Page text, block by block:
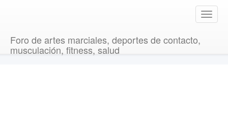
T
o
Foro de artes marciales, deportes de contacto,
musculación, fitness, salud